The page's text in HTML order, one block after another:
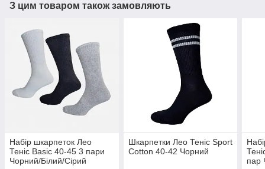
З цим товаром також замовляють
Набір шкарпеток Лео
Теніс Basic 40-45 3 пари
Чорний/Білий/Сірий
Шкарпетки Лео Теніс Sport
Cotton 40-42 Чорний
пар